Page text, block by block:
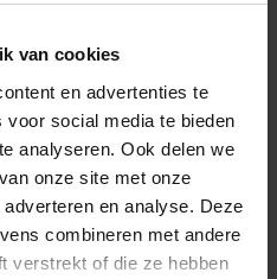
van cookies
en advertenties te
social media te bieden
analyseren. Ook delen we
onze site met onze
en analyse. Deze
combineren met andere
verstrekt of die ze hebben